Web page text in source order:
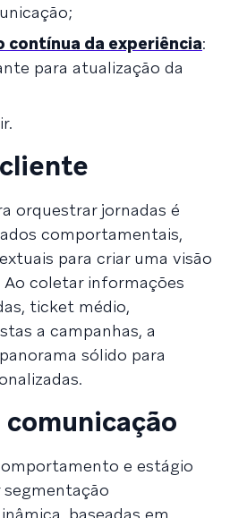
contínua da experiência:
para atualização da
orquestrar jornadas é
comportamentais,
para criar uma visão
coletar informações
ticket médio,
a campanhas, a
sólido para
comunicação
e estágio
baseadas em